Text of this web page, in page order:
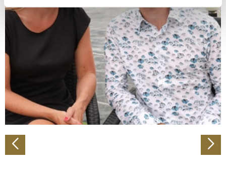
bestimmten Merkmalen (Fingerprinting) identifizieren
Erfahren Sie mehr darüber, wie Ihre persönlichen Daten
verarbeitet werden, und legen Sie Ihre Präferenzen im
Abschnitt Einzelheitenfest.
Wir verwenden Cookies, um Inhalte und Anzeigen zu
personalisieren, Funktionen für soziale Medien anbieten
zu können und die Zugriffe auf unsere Website zu
analysieren. Außerdem geben wir Informationen zu Ihrer
Verwendung unserer Website an unsere Partner für
soziale Medien, Werbung und Analysen weiter. Unsere
Partner führen diese Informationen möglicherweise mit